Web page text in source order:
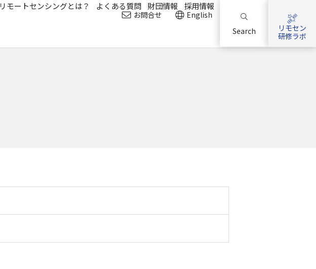
お問合せ English
リモートセンシングとは？ よくある質問 財団情報 採用情報
Search
リモセン
研修ラボ